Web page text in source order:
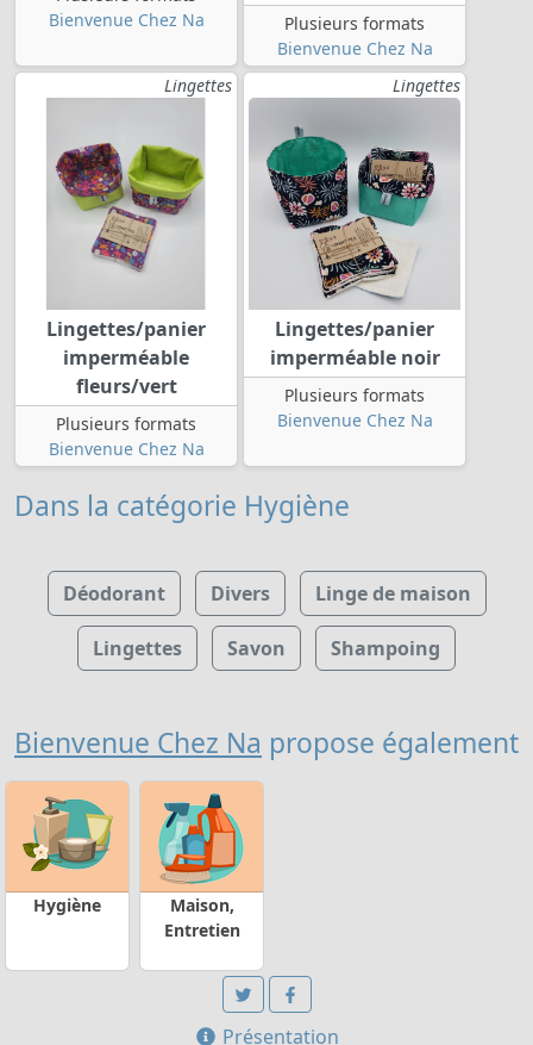
Bienvenue Chez Na
Plusieurs formats
Bienvenue Chez Na
Lingettes
Lingettes/panier
imperméable
fleurs/vert
Plusieurs formats
Bienvenue Chez Na
Lingettes
Lingettes/panier
imperméable noir
Plusieurs formats
Bienvenue Chez Na
Dans la catégorie Hygiène
Déodorant Divers Linge de maison
Lingettes Savon Shampoing
Bienvenue Chez Na propose également
Hygiène
Maison,
Entretien
Présentation